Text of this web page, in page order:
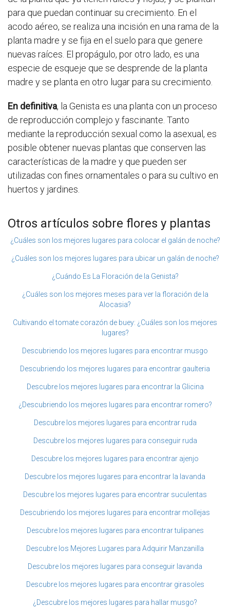
para que puedan continuar su crecimiento. En el
acodo aéreo, se realiza una incisión en una rama de la
planta madre y se fija en el suelo para que genere
nuevas raíces. El propágulo, por otro lado, es una
especie de esqueje que se desprende de la planta
madre y se planta en otro lugar para su crecimiento.
En definitiva, la Genista es una planta con un proceso
de reproducción complejo y fascinante. Tanto
mediante la reproducción sexual como la asexual, es
posible obtener nuevas plantas que conserven las
características de la madre y que pueden ser
utilizadas con fines ornamentales o para su cultivo en
huertos y jardines.
Otros artículos sobre flores y plantas
¿Cuáles son los mejores lugares para colocar el galán de noche?
¿Cuáles son los mejores lugares para ubicar un galán de noche?
¿Cuándo Es La Floración de la Genista?
¿Cuáles son los mejores meses para ver la floración de la
Alocasia?
Cultivando el tomate corazón de buey: ¿Cuáles son los mejores
lugares?
Descubriendo los mejores lugares para encontrar musgo
Descubriendo los mejores lugares para encontrar gaulteria
Descubre los mejores lugares para encontrar la Glicina
¿Descubriendo los mejores lugares para encontrar romero?
Descubre los mejores lugares para encontrar ruda
Descubre los mejores lugares para conseguir ruda
Descubre los mejores lugares para encontrar ajenjo
Descubre los mejores lugares para encontrar la lavanda
Descubre los mejores lugares para encontrar suculentas
Descubriendo los mejores lugares para encontrar mollejas
Descubre los mejores lugares para encontrar tulipanes
Descubre los Mejores Lugares para Adquirir Manzanilla
Descubre los mejores lugares para conseguir lavanda
Descubre los mejores lugares para encontrar girasoles
¿Descubre los mejores lugares para hallar musgo?